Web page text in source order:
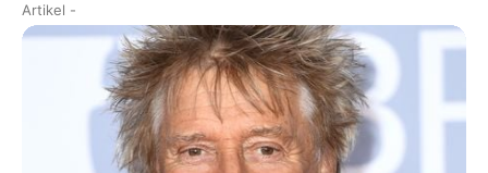
Artikel -